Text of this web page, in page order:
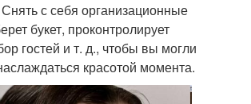
с себя организационные
букет, проконтролирует
гостей и т. д., чтобы вы могли
красотой момента.